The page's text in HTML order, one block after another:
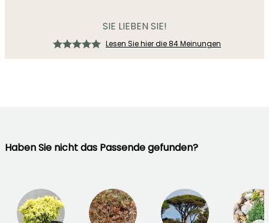
SIE LIEBEN SIE!
Lesen Sie hier die 84 Meinungen
Haben Sie nicht das Passende gefunden?